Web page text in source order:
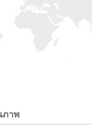
ภาพ